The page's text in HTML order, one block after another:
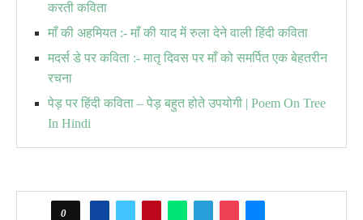
करती कविता
माँ की अहमियत :- माँ की याद में रुला देने वाली हिंदी कविता
मदर्स डे पर कविता :- मातृ दिवस पर माँ को समर्पित एक बेहतरीन
रचना
पेड़ पर हिंदी कविता – पेड़ बहुत होते उपयोगी | Poem On Tree
In Hindi
0